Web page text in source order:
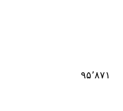
۹۵٬۸۷۱